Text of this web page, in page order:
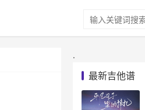
.
最新吉他谱